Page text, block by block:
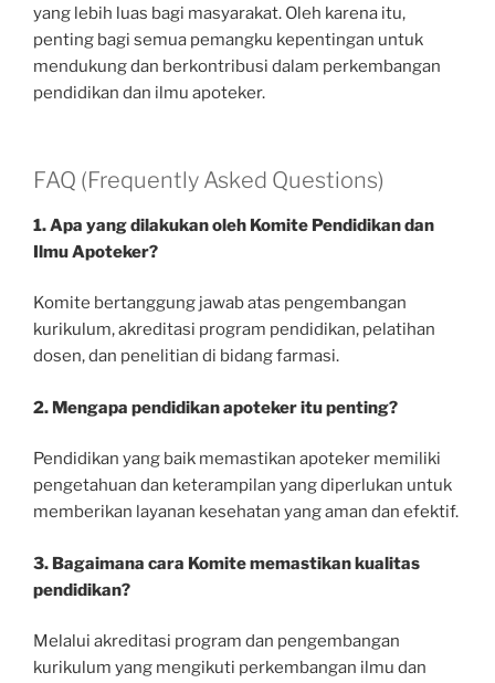
yang lebih luas bagi masyarakat. Oleh karena itu,
penting bagi semua pemangku kepentingan untuk
mendukung dan berkontribusi dalam perkembangan
pendidikan dan ilmu apoteker.
FAQ (Frequently Asked Questions)
1. Apa yang dilakukan oleh Komite Pendidikan dan
Ilmu Apoteker?
Komite bertanggung jawab atas pengembangan
kurikulum, akreditasi program pendidikan, pelatihan
dosen, dan penelitian di bidang farmasi.
2. Mengapa pendidikan apoteker itu penting?
Pendidikan yang baik memastikan apoteker memiliki
pengetahuan dan keterampilan yang diperlukan untuk
memberikan layanan kesehatan yang aman dan efektif.
3. Bagaimana cara Komite memastikan kualitas
pendidikan?
Melalui akreditasi program dan pengembangan
kurikulum yang mengikuti perkembangan ilmu dan